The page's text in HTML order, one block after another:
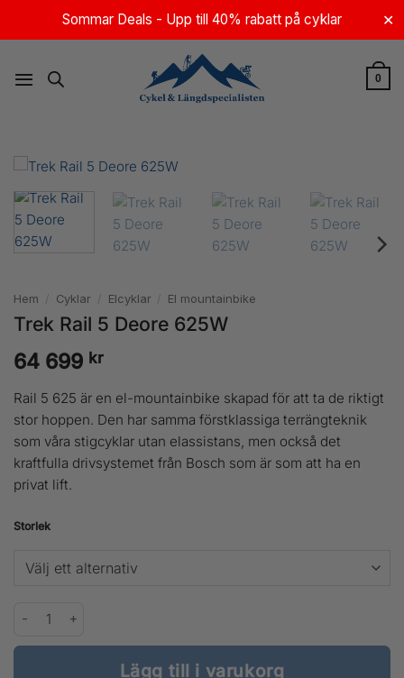
Sommar Deals - Upp till 40% rabatt på cyklar ✕
0
Hem / Cyklar / Elcyklar / El mountainbike
Trek Rail 5 Deore 625W
64 699 kr
Rail 5 625 är en el-mountainbike skapad för att ta de riktigt
stor hoppen. Den har samma förstklassiga terrängteknik
som våra stigcyklar utan elassistans, men också det
kraftfulla drivsystemet från Bosch som är som att ha en
privat lift.
Storlek
Lägg till i varukorg